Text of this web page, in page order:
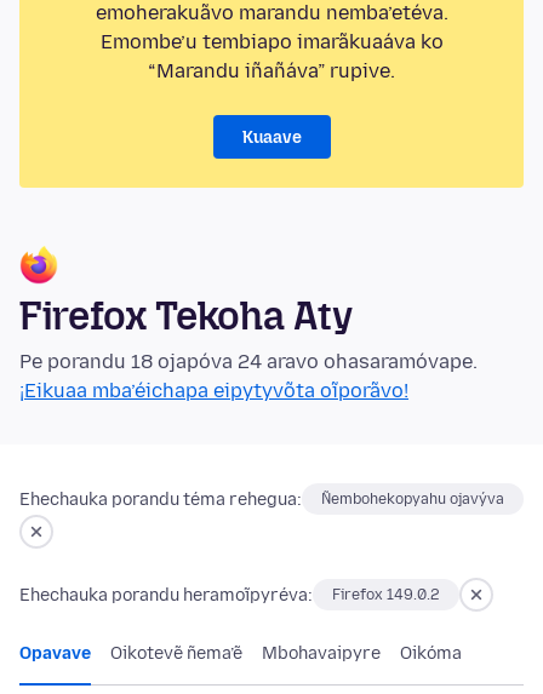
emoherakuãvo marandu nemba’etéva.
Emombe’u tembiapo imarãkuaáva ko
“Marandu iñañáva” rupive.
Kuaave
Firefox Tekoha Aty
Pe porandu 18 ojapóva 24 aravo ohasaramóvape.
¡Eikuaa mba’éichapa eipytyvõta oĩporãvo!
Ehechauka porandu téma rehegua: Ñembohekopyahu ojavýva
Ehechauka porandu heramoĩpyréva: Firefox 149.0.2
Opavave Oikotevẽ ñema’ẽ Mbohavaipyre Oikóma